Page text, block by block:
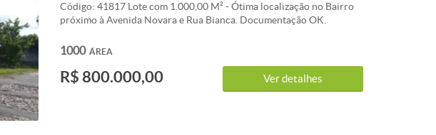
Código: 41817 Lote com 1.000,00 M² - Ótima localização no Bairro
próximo à Avenida Novara e Rua Bianca. Documentação OK.
ÁREA
1000
R$ 800.000,00 Ver detalhes